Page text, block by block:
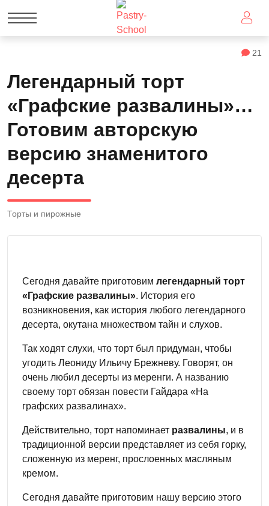
21
Легендарный торт
«Графские развалины»…
Готовим авторскую
версию знаменитого
десерта
Торты и пирожные
Сегодня давайте приготовим легендарный торт
«Графские развалины». История его
возникновения, как история любого легендарного
десерта, окутана множеством тайн и слухов.
Так ходят слухи, что торт был придуман, чтобы
угодить Леониду Ильичу Брежневу. Говорят, он
очень любил десерты из меренги. А названию
своему торт обязан повести Гайдара «На
графских развалинах».
Действительно, торт напоминает развалины, и в
традиционной версии представляет из себя горку,
сложенную из меренг, прослоенных масляным
кремом.
Сегодня давайте приготовим нашу версию этого